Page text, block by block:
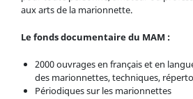
aux arts de la marionnette.
Le fonds documentaire du MAM :
2000 ouvrages en français et en
des marionnettes, techniques,
Périodiques sur les marionnettes